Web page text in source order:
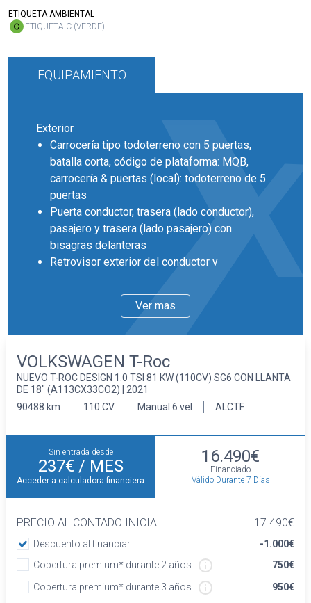
ETIQUETA AMBIENTAL
ETIQUETA C (VERDE)
EQUIPAMIENTO
Exterior
Carrocería tipo todoterreno con 5 puertas,
batalla corta, código de plataforma: MQB,
carrocería & puertas (local): todoterreno de 5
puertas
Puerta conductor, trasera (lado conductor),
pasajero y trasera (lado pasajero) con
bisagras delanteras
Retrovisor exterior del conductor y
desempañable con intermitente integrado
Llantas delanteras y traseras en aleación
Faros con lente de superficie compleja,
bombilla halógena y luz larga con bombilla
halógena
Pintura solida
Cinco plazas ( 2+3 )
Asientos de tela (material principal) y de tela
(material secundario)
Apoyabrazos central delantero
Asiento delantero del conductor y
acompañante individual y ajuste manual en
altura
Asientos traseros de tres plazas de tipo
banco de orientación delantera con respaldo
Ver mas
VOLKSWAGEN T-Roc
NUEVO T-ROC DESIGN 1.0 TSI 81 KW (110CV) SG6 CON LLANTA
DE 18" (A113CX33CO2) | 2021
90488 km
110 CV Manual 6 vel ALCTF
Sin entrada desde
237€ / MES
Acceder a calculadora financiera
16.490€
Financiado
Válido Durante 7 Días
PRECIO AL CONTADO INICIAL 17.490€
Descuento al financiar
-1.000€
Cobertura premium* durante 2 años
750€
Cobertura premium* durante 3 años
950€